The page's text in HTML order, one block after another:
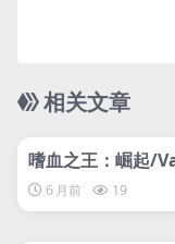
相关文章
网
嗜血之王：崛起/
es: Bloodlord
6 月前 19